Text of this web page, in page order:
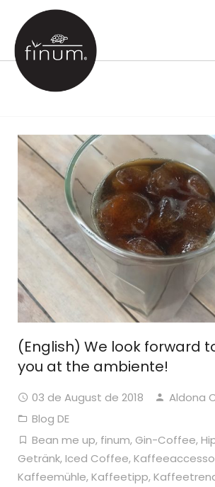
PRODUCTOS
VIDEOS
IDIOMAS
(English) We look forward
you at the ambiente!
03 de August de 2018
Aldona
Blog DE
Bean me up, finum, Gin-Coffee,
Getränk,Iced Coffee,
Kaffeemühle,Kaffeetipp,